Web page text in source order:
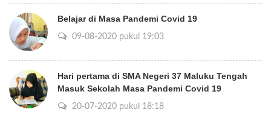
Belajar di Masa Pandemi Covid 19
09-08-2020 pukul 19:03
Hari pertama di SMA Negeri 37 Maluku Tengah
Masuk Sekolah Masa Pandemi Covid 19
20-07-2020 pukul 18:18